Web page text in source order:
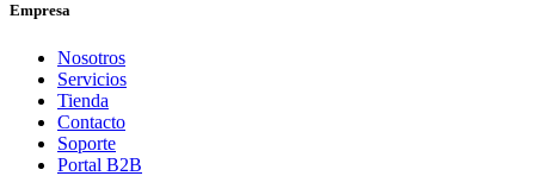
Empresa
Nosotros
Servicios
Tienda
Contacto
Soporte
Portal B2B